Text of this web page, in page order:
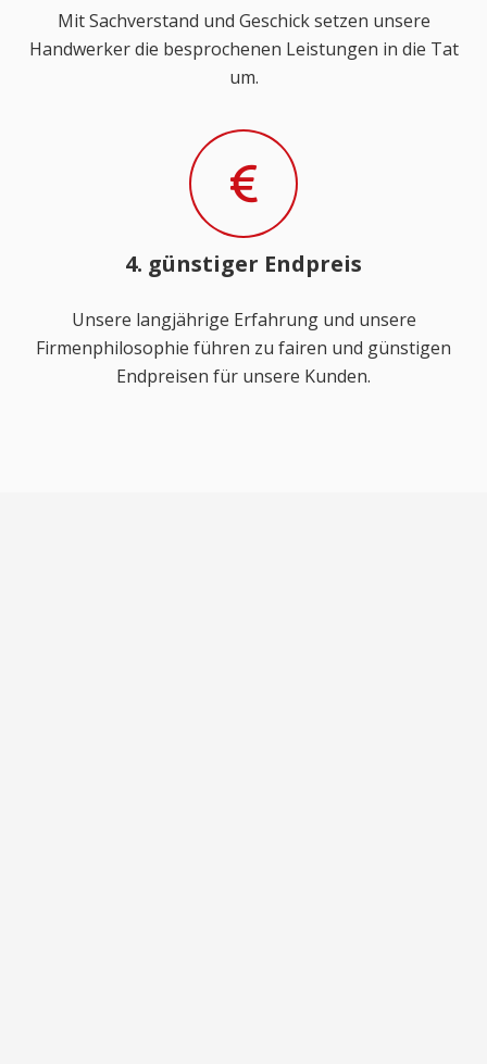
Mit Sachverstand und Geschick setzen unsere
Handwerker die besprochenen Leistungen in die Tat
um.
4. günstiger Endpreis
Unsere langjährige Erfahrung und unsere
Firmenphilosophie führen zu fairen und günstigen
Endpreisen für unsere Kunden.